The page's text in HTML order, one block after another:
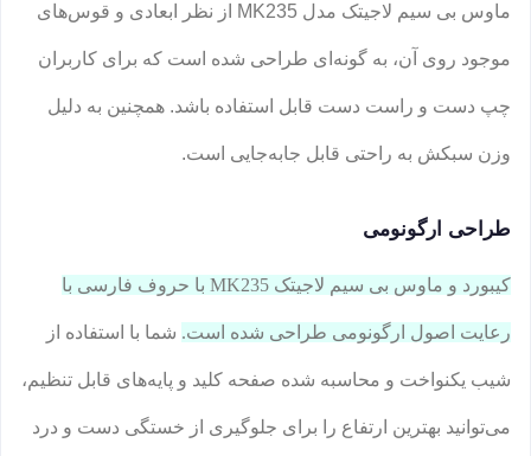
ماوس بی سیم لاجیتک مدل MK235 از نظر ابعادی و قوس‌های
موجود روی آن، به گونه‌ای طراحی شده است که برای کاربران
چپ دست و راست دست قابل استفاده باشد. همچنین به دلیل
وزن سبکش به راحتی قابل جابه‌جایی است.
طراحی ارگونومی
کیبورد و ماوس بی سیم لاجیتک MK235 با حروف فارسی با
رعایت اصول ارگونومی طراحی شده است. شما با استفاده از
شیب یکنواخت و محاسبه شده صفحه کلید و پایه‌های قابل تنظیم،
می‌توانید بهترین ارتفاع را برای جلوگیری از خستگی دست و درد